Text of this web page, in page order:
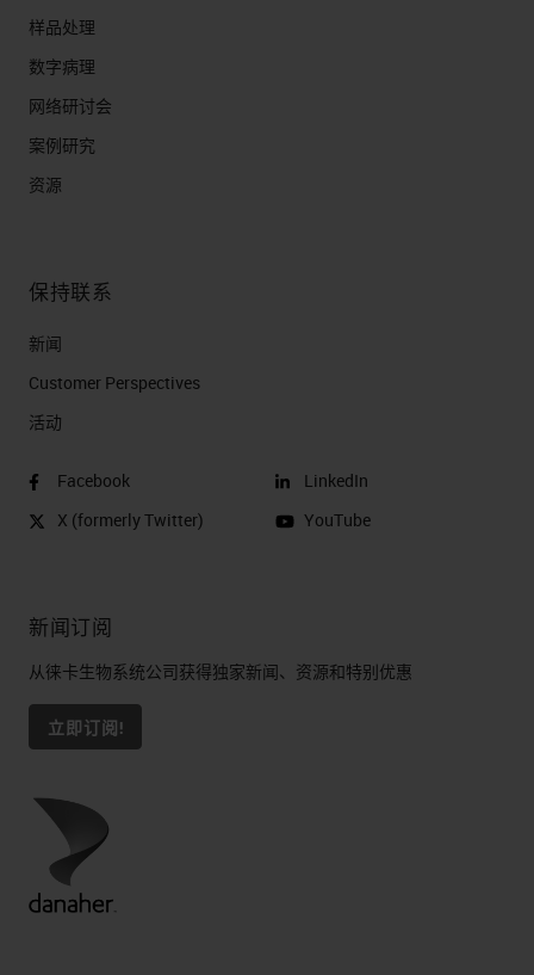
样品处理
数字病理
网络研讨会
案例研究
资源
保持联系
新闻
Customer Perspectives​
活动
Facebook
X (formerly Twitter)
LinkedIn
YouTube
新闻订阅
从徕卡生物系统公司获得独家新闻、资源和特别优惠
立即订阅!